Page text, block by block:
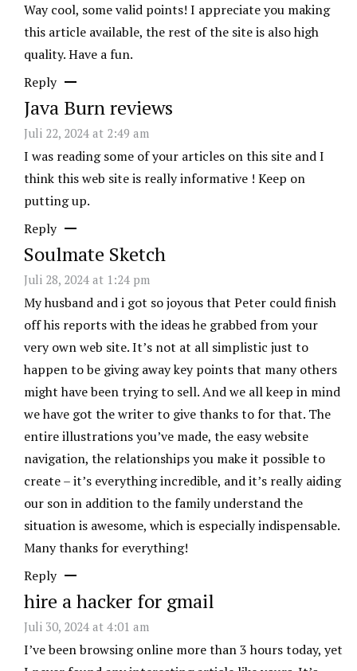
Way cool, some valid points! I appreciate you making
this article available, the rest of the site is also high
quality. Have a fun.
Reply
Java Burn reviews
Juli 22, 2024 at 2:49 am
I was reading some of your articles on this site and I
think this web site is really informative ! Keep on
putting up.
Reply
Soulmate Sketch
Juli 28, 2024 at 1:24 pm
My husband and i got so joyous that Peter could finish
off his reports with the ideas he grabbed from your
very own web site. It’s not at all simplistic just to
happen to be giving away key points that many others
might have been trying to sell. And we all keep in mind
we have got the writer to give thanks to for that. The
entire illustrations you’ve made, the easy website
navigation, the relationships you make it possible to
create – it’s everything incredible, and it’s really aiding
our son in addition to the family understand the
situation is awesome, which is especially indispensable.
Many thanks for everything!
Reply
hire a hacker for gmail
Juli 30, 2024 at 4:01 am
I’ve been browsing online more than 3 hours today, yet